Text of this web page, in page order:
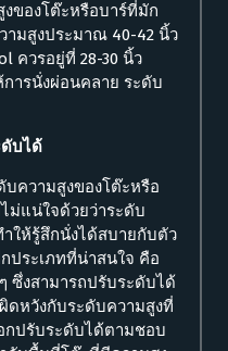
ของโต๊ะหรือบาร์ที่มัก
ามสูงประมาณ 40-42 นิ้ว
ควรอยู่ที่ 28-30 นิ้ว
ารนั่งผ่อนคลาย ระดับ
ดับได้
ความสูงของโต๊ะหรือ
ม่แน่ใจด้วยว่าระดับ
ำให้รู้สึกนั่งได้สบายกับตัว
กประเภทที่น่าสนใจ คือ
ซึ่งสามารถปรับระดับได้
ดหวังกับระดับความสูงที่
กปรับระดับได้ตามชอบ